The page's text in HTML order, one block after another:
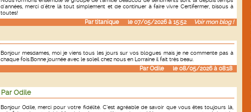
d'années, merci d'être là tout simplement et de continuer à faire vivre Certifermer, bisous à
toutes!
Partitaniquele 07/05/2026 à 15:52 Voir mon blog !
Bonjour mesdames, moi je viens tous les jours sur vos blogues mais je ne commente pas à
chaque fois.Bonne journée avec le soleil chez nous en Lorraine il fait très beau.
ParOdilele 08/05/2026 à 08:18
Par Odile
Bonjour Odile, merci pour votre fidélité. C’est agréable de savoir que vous êtes toujours là,